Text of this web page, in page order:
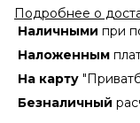
Подробнее о
Наличными при
Наложенным
На карту
Безналичный